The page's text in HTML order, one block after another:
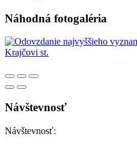
Náhodná fotogaléria
Návštevnosť
Návštevnosť: